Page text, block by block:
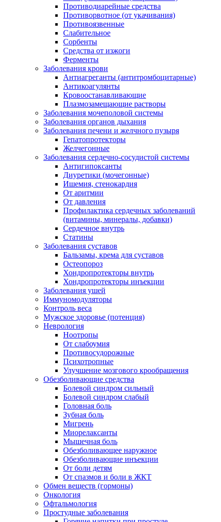
Противодиарейные средства
Противорвотное (от укачивания)
Противоязвенные
Слабительное
Сорбенты
Средства от изжоги
Ферменты
Заболевания крови
Антиагреганты (антитромбоцитарные)
Антикоагулянты
Кровоостанавливающие
Плазмозамещающие растворы
Заболевания мочеполовой системы
Заболевания органов дыхания
Заболевания печени и желчного пузыря
Гепатопротекторы
Желчегонные
Заболевания сердечно-сосудистой системы
Антигипоксанты
Диуретики (мочегонные)
Ишемия, стенокардия
От аритмии
От давления
Профилактика сердечных заболеваний
(витамины, минералы, добавки)
Сердечное внутрь
Статины
Заболевания суставов
Бальзамы, крема для суставов
Остеопороз
Хондропротекторы внутрь
Хондропротекторы инъекции
Заболевания ушей
Иммуномодуляторы
Контроль веса
Мужское здоровье (потенция)
Неврология
Ноотропы
От слабоумия
Противосудорожные
Психотропные
Улучшение мозгового крообращения
Обезболивающие средства
Болевой синдром сильный
Болевой синдром слабый
Головная боль
Зубная боль
Мигрень
Миорелаксанты
Мышечная боль
Обезболивающее наружное
Обезболивающие инъекции
От боли детям
От спазмов и боли в ЖКТ
Обмен веществ (гормоны)
Онкология
Офтальмология
Простудные заболевания